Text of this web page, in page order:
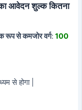
आवेदन शुल्क कितना
रूप से कमजोर वर्ग: 100
से होगा |